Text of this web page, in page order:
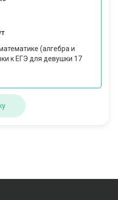
(алгебра и
к ЕГЭ для девушки 17